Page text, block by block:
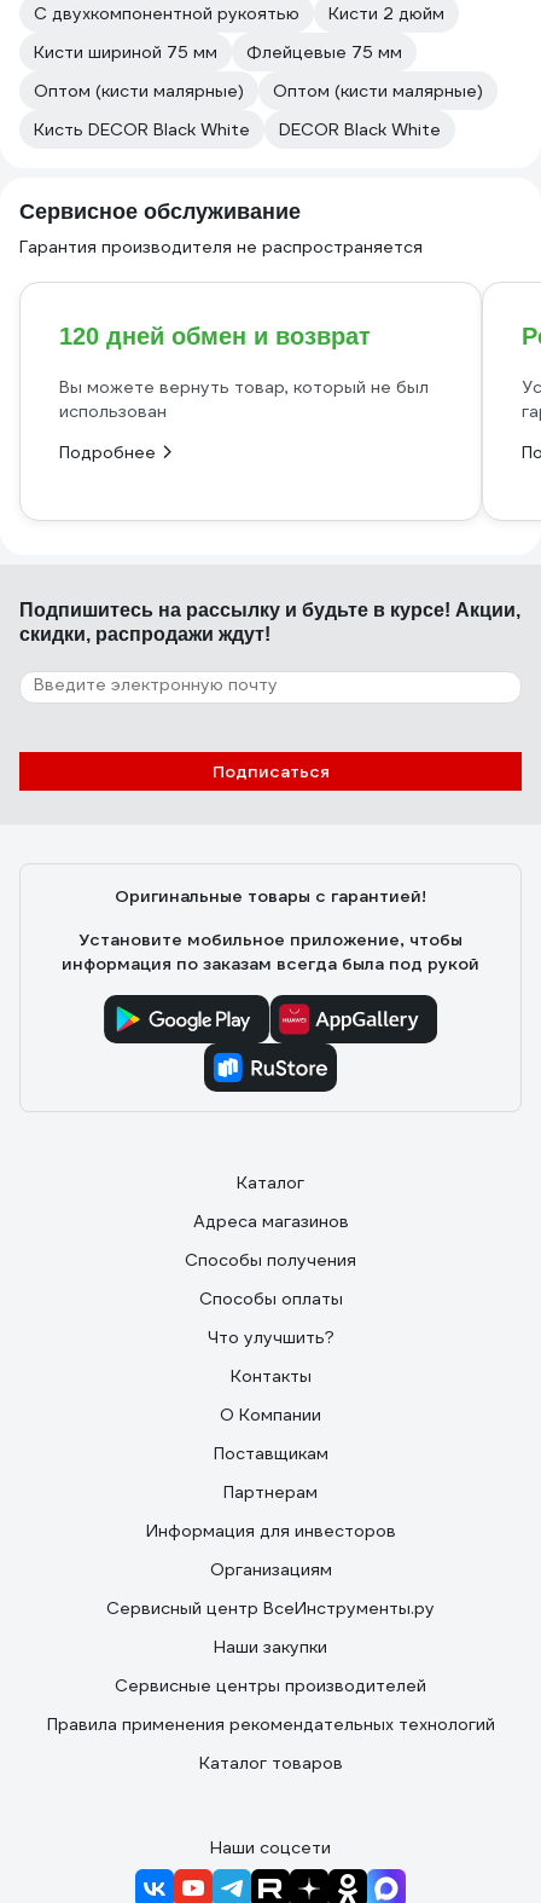
С двухкомпонентной рукоятью
Кисти 2 дюйм
Кисти шириной 75 мм
Флейцевые 75 мм
Оптом (кисти малярные)
Оптом (кисти малярные)
Кисть DECOR Black White
DECOR Black White
Сервисное обслуживание
Гарантия производителя не распространяется
120 дней обмен и возврат
Вы можете вернуть товар, который не был
использован
Подробнее
Подпишитесь на рассылку и будьте в курсе! Акции,
скидки, распродажи ждут!
Подписаться
Оригинальные товары с гарантией!
Установите мобильное приложение, чтобы
информация по заказам всегда была под рукой
Каталог
Адреса магазинов
Способы получения
Способы оплаты
Что улучшить?
Контакты
О Компании
Поставщикам
Партнерам
Информация для инвесторов
Организациям
Сервисный центр ВсеИнструменты.ру
Наши закупки
Сервисные центры производителей
Правила применения рекомендательных технологий
Каталог товаров
Наши соцсети